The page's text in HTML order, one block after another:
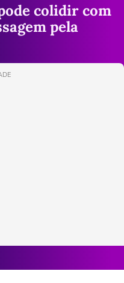
colidir com
pela